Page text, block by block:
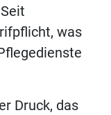
was
Druck, das